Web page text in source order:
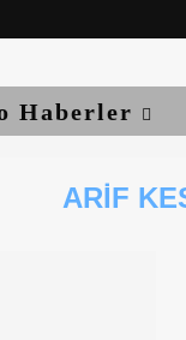
Haberler
ARIF